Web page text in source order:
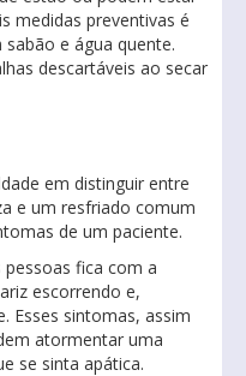
medidas preventivas é
e água quente.
descartáveis ​​ao secar
em distinguir entre
e um resfriado comum
de um paciente.
fica com a
escorrendo e,
Esses sintomas, assim
atormentar uma
se sinta apática.